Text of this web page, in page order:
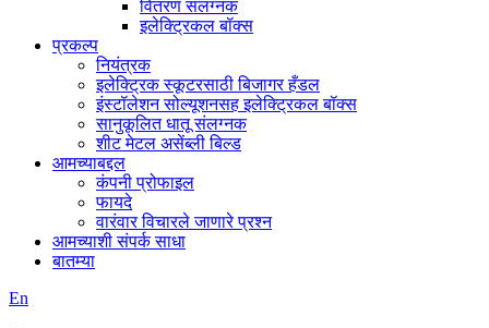
वितरण संलग्नक
इलेक्ट्रिकल बॉक्स
प्रकल्प
नियंत्रक
इलेक्ट्रिक स्कूटरसाठी बिजागर हँडल
इंस्टॉलेशन सोल्यूशनसह इलेक्ट्रिकल बॉक्स
सानुकूलित धातू संलग्नक
शीट मेटल असेंब्ली बिल्ड
आमच्याबद्दल
कंपनी प्रोफाइल
फायदे
वारंवार विचारले जाणारे प्रश्न
आमच्याशी संपर्क साधा
बातम्या
En